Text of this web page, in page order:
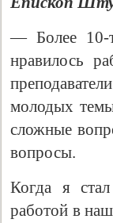
— Более 10-
нравилось
молодых
сложные
вопросы.
Когда я
работой в